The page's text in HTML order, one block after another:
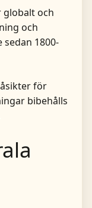
och
och
1800-
för
bibehålls